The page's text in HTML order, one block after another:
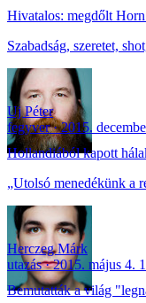
Hivatalos: megdőlt
Szabadság, szeretet,
Uj Péter
fegyver
2015.
Hollandiából kapott
„Utolsó menedékünk a
Herczeg Márk
utazás
2015. május 4.
Bemutatták a világ